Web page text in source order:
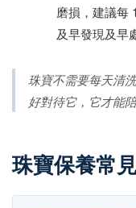
磨損，建議每
及早發現及早
珠寶不需要每天清
好對待它，它才能
珠寶保養常